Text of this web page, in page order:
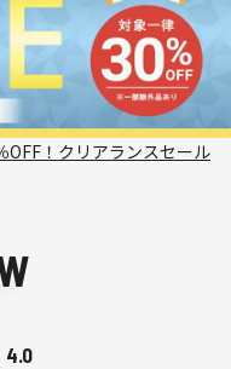
OFF！クリアランスセール
4.0